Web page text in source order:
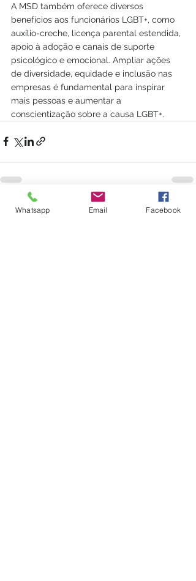
A MSD também oferece diversos
benefícios aos funcionários LGBT+, como
auxílio-creche, licença parental estendida,
apoio à adoção e canais de suporte
psicológico e emocional. Ampliar ações
de diversidade, equidade e inclusão nas
empresas é fundamental para inspirar
mais pessoas e aumentar a
conscientização sobre a causa LGBT+.
Posts recentes Ver tudo
Whatsapp Email Facebook